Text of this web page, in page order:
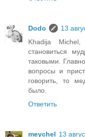
Dodo
13
Khadija
становиться
таковыми.
вопросы и
говорить, то
было.
Ответить
meychel 13